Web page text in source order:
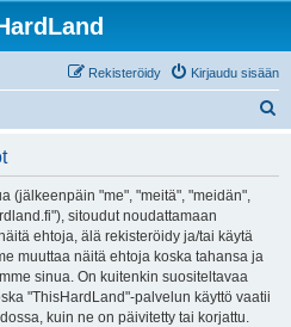
Kirjaudu sisään
Rekisteröidy
(jälkeenpäin "me", "meitä", "meidän",
sitoudut noudattamaan
ehtoja, älä rekisteröidy ja/tai käytä
muuttaa näitä ehtoja koska tahansa ja
sinua. On kuitenkin suositeltavaa
"ThisHardLand"-palvelun käyttö vaatii
kuin ne on päivitetty tai korjattu.